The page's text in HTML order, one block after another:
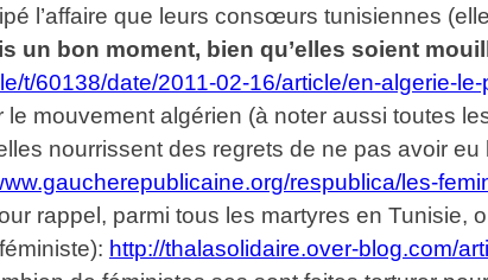
l’affaire que leurs consœurs tunisiennes
un bon moment, bien qu’elles soient
t/60138/date/2011-02-16/article/en-algerie-
mouvement algérien (à noter aussi toutes
nourrissent des regrets de ne pas avoir
respublica/les-
rappel, parmi tous les martyres en Tunisie,
http://thalasolidaire.over-blog.com/